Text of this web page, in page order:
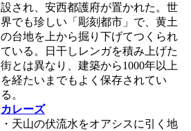
設され、安西都護府が置かれた。世
界でも珍しい「彫刻都市」で、黄土
の台地を上から掘り下げてつくられ
ている。日干しレンガを積み上げた
街とは異なり、建築から1000年以上
を経たいまでもよく保存されてい
る。
カレーズ
・天山の伏流水をオアシスに引く地